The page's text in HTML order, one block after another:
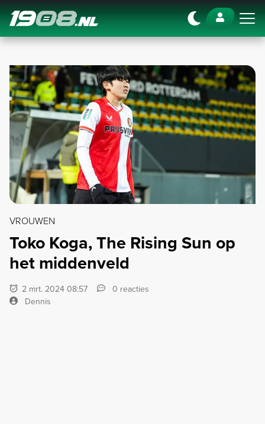
Navigation
VROUWEN
Toko Koga, The Rising Sun op
het middenveld
2 mrt. 2024 08:57
0 reacties
Dennis